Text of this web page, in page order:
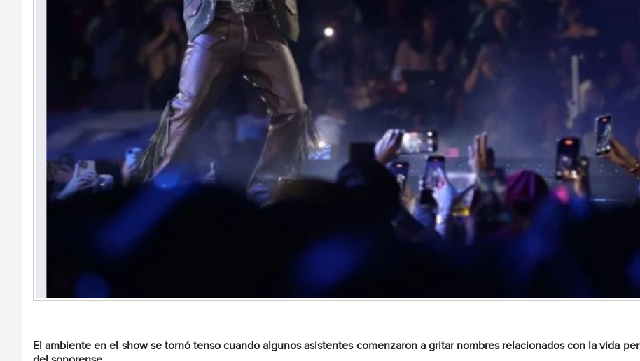
El ambiente en el show se tornó tenso cuando algunos asistentes comenzaron a gritar nombres relacionados con la vida